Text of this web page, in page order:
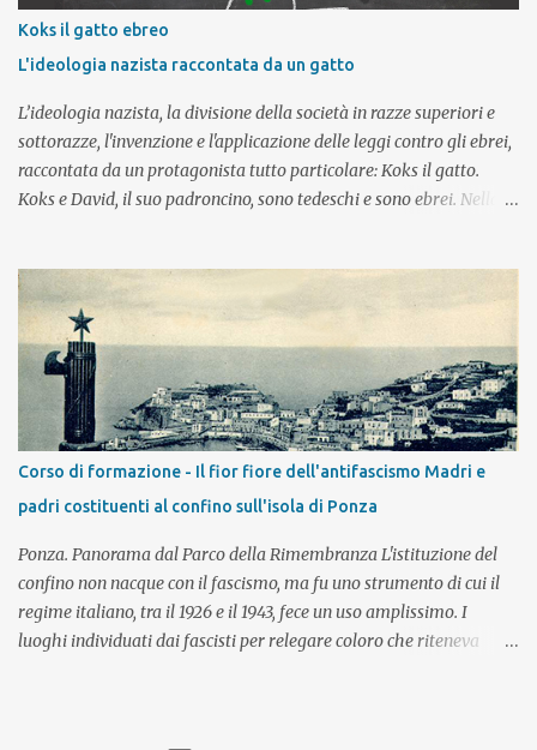
tentativo di conoscenza, quali elementi deve contenere per
assolvere al meglio il suo compito? Ma se invece i viaggi della
memoria non sono una componente essenziale di conoscenza, a
cosa si deve ...
Koks il gatto ebreo
L'ideologia nazista raccontata da un gatto
L’ideologia nazista, la divisione della società in razze superiori e
sottorazze, l'invenzione e l'applicazione delle leggi contro gli ebrei,
raccontata da un protagonista tutto particolare: Koks il gatto.
Koks e David, il suo padroncino, sono tedeschi e sono ebrei. Nella
giorno e portano le famiglie che se lo possono permettere a
emigrare, lasciando la Germania, la propria casa, la propria
patria. Adatto alla V classe della scuola primaria Un incontro da
90'/120', a cui può seguire uno o più incontri di approfondimento €
5,00 a studente (minimo 75 €, massimo 25 studenti) L'incontro
può essere fatto in classe, presso il Museo Ebraico di Bologna o su
piattaforme per la didattica a distanza. Sono a disposizione dei
proposti. Per inform...
Corso di formazione - Il fior fiore dell'antifascismo Madri e
padri costituenti al confino sull'isola di Ponza
Ponza. Panorama dal Parco della Rimembranza L'istituzione del
confino non nacque con il fascismo, ma fu uno strumento di cui il
regime italiano, tra il 1926 e il 1943, fece un uso amplissimo. I
luoghi individuati dai fascisti per relegare coloro che riteneva